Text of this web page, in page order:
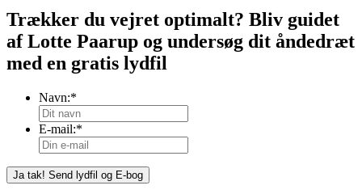
Trækker du vejret optimalt? Bliv guidet
af Lotte Paarup og undersøg dit åndedræt
med en gratis lydfil
Navn:*
E-mail:*